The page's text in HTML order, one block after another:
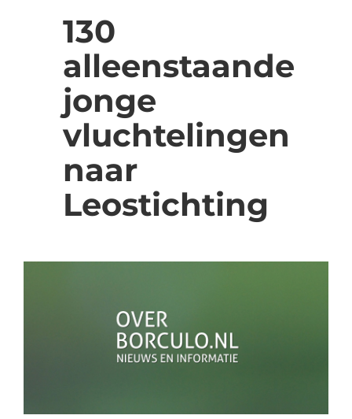
130
alleenstaande
jonge
vluchtelingen
naar
Leostichting